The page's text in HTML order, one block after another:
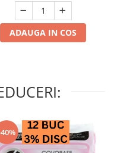
ADAUGA IN COS